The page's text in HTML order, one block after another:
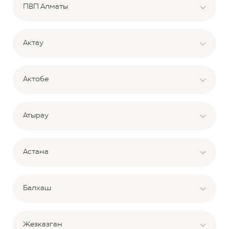
ПВП Алматы
Актау
Актобе
Атырау
Астана
Балхаш
Жезказган